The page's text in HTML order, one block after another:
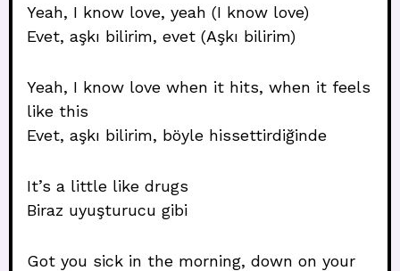
Yeah, I know love, yeah (I know love)
Evet, aşkı bilirim, evet (Aşkı bilirim)
Yeah, I know love when it hits, when it feels
like this
Evet, aşkı bilirim, böyle hissettirdiğinde
It’s a little like drugs
Biraz uyuşturucu gibi
Got you sick in the morning, down on your